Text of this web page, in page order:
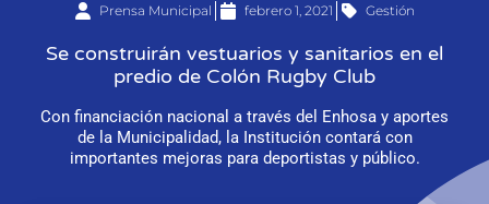
Prensa Municipal febrero 1, 2021 Gestión
Se construirán vestuarios y sanitarios en el
predio de Colón Rugby Club
Con financiación nacional a través del Enhosa y aportes
de la Municipalidad, la Institución contará con
importantes mejoras para deportistas y público.